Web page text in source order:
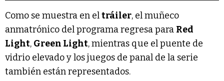
Como se muestra en eltráiler, el muñeco
anmatrónico del programa regresa para Red
Light, Green Light, mientras que el puente de
vidrio elevado y los juegos de panal de la serie
también están representados.